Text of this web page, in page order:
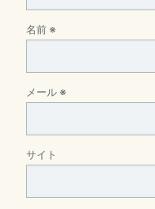
名前 ※
メール ※
サイト